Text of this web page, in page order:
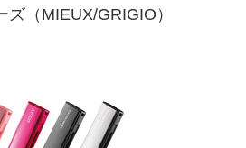
（MIEUX/GRIGIO）